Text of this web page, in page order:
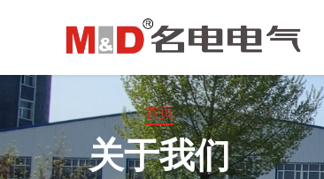
首页 关于我们
关于我们